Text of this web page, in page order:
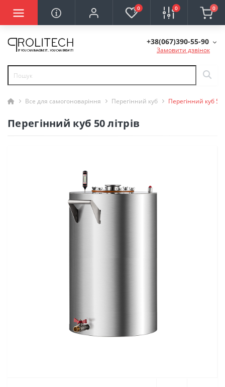
0 0 0
+38(067)390-55-90
Замовити дзвінок
Все для самогоноваріння Перегінний куб Перегінний куб 50
Перегінний куб 50 літрів